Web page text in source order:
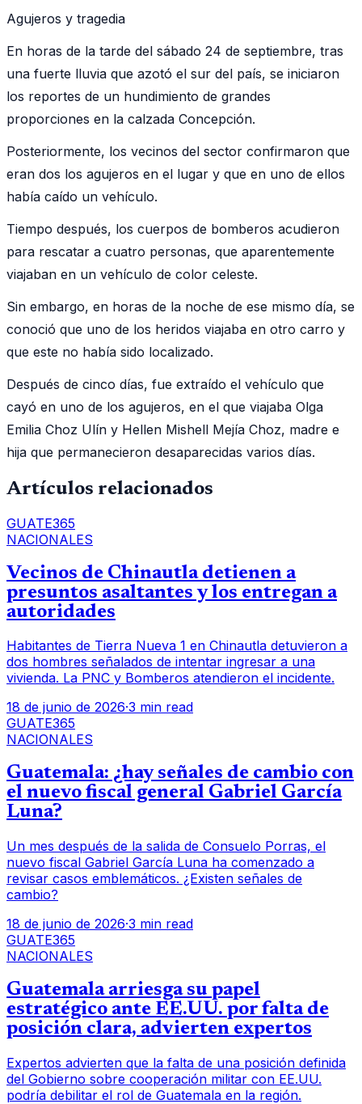
Agujeros y tragedia
En horas de la tarde del sábado 24 de septiembre, tras
una fuerte lluvia que azotó el sur del país, se iniciaron
los reportes de un hundimiento de grandes
proporciones en la calzada Concepción.
Posteriormente, los vecinos del sector confirmaron que
eran dos los agujeros en el lugar y que en uno de ellos
había caído un vehículo.
Tiempo después, los cuerpos de bomberos acudieron
para rescatar a cuatro personas, que aparentemente
viajaban en un vehículo de color celeste.
Sin embargo, en horas de la noche de ese mismo día, se
conoció que uno de los heridos viajaba en otro carro y
que este no había sido localizado.
Después de cinco días, fue extraído el vehículo que
cayó en uno de los agujeros, en el que viajaba Olga
Emilia Choz Ulín y Hellen Mishell Mejía Choz, madre e
hija que permanecieron desaparecidas varios días.
Artículos relacionados
GUATE365
NACIONALES
Vecinos de Chinautla detienen a
presuntos asaltantes y los entregan a
autoridades
Habitantes de Tierra Nueva 1 en Chinautla detuvieron a
dos hombres señalados de intentar ingresar a una
vivienda. La PNC y Bomberos atendieron el incidente.
18 de junio de 2026·3 min read
GUATE365
NACIONALES
Guatemala: ¿hay señales de cambio con
el nuevo fiscal general Gabriel García
Luna?
Un mes después de la salida de Consuelo Porras, el
nuevo fiscal Gabriel García Luna ha comenzado a
revisar casos emblemáticos. ¿Existen señales de
cambio?
18 de junio de 2026·3 min read
GUATE365
NACIONALES
Guatemala arriesga su papel
estratégico ante EE.UU. por falta de
posición clara, advierten expertos
Expertos advierten que la falta de una posición definida
del Gobierno sobre cooperación militar con EE.UU.
podría debilitar el rol de Guatemala en la región.